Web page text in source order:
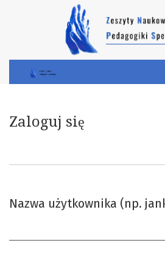
Zaloguj się
Zaloguj się
Nazwa użytkownika (np.